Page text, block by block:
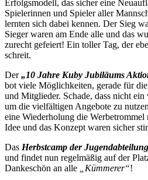
Erfolgsmodell, das sicher eine
Spielerinnen und Spieler aller
lernten sich dabei kennen. Der Sieg
Sieger waren am Ende alle und das
zurecht gefeiert! Ein toller Tag, der
schreit.
Der„10 Jahre Kuby Jubiläums
bot viele Möglichkeiten, gerade für
und Mitglieder. Schade, dass nicht
um die vielfältigen Angebote zu
eine Wiederholung die Werbetrommel
Idee und das Konzept waren sicher
Das Herbstcamp der Jugendabteilung
und findet nun regelmäßig auf der
Dankeschön an alle
„Kümmerer“!